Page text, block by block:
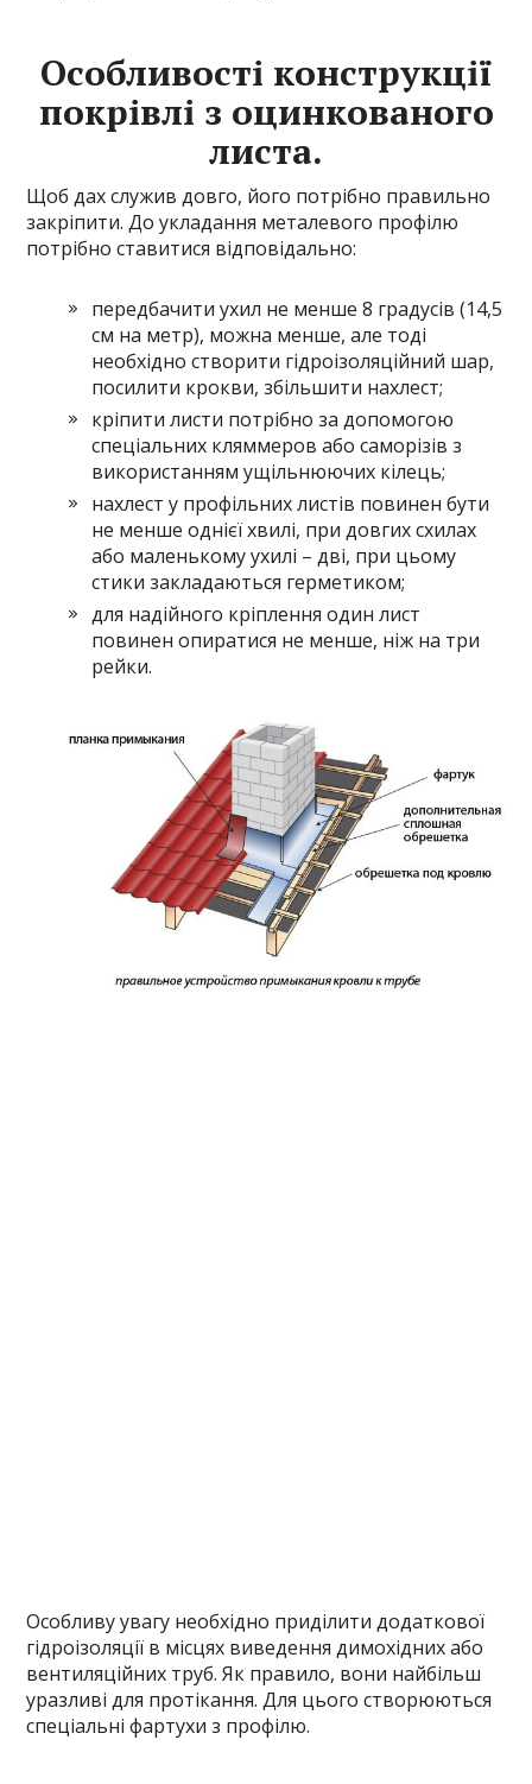
Особливості конструкції
покрівлі з оцинкованого
листа.
Щоб дах служив довго, його потрібно правильно
закріпити. До укладання металевого профілю
потрібно ставитися відповідально:
передбачити ухил не менше 8 градусів (14,5
см на метр), можна менше, але тоді
необхідно створити гідроізоляційний шар,
посилити крокви, збільшити нахлест;
кріпити листи потрібно за допомогою
спеціальних кляммеров або саморізів з
використанням ущільнюючих кілець;
нахлест у профільних листів повинен бути
не менше однієї хвилі, при довгих схилах
або маленькому ухилі – дві, при цьому
стики закладаються герметиком;
для надійного кріплення один лист
повинен опиратися не менше, ніж на три
рейки.
Особливу увагу необхідно приділити додаткової
гідроізоляції в місцях виведення димохідних або
вентиляційних труб. Як правило, вони найбільш
уразливі для протікання. Для цього створюються
спеціальні фартухи з профілю.